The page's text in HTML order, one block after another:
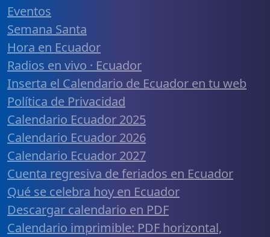
Eventos
Semana Santa
Hora en Ecuador
Radios en vivo · Ecuador
Inserta el Calendario de Ecuador en tu web
Política de Privacidad
Calendario Ecuador 2025
Calendario Ecuador 2026
Calendario Ecuador 2027
Cuenta regresiva de feriados en Ecuador
Qué se celebra hoy en Ecuador
Descargar calendario en PDF
Calendario imprimible: PDF horizontal,